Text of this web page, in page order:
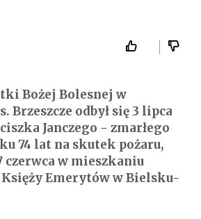
Bożej Bolesnej w
Brzeszcze odbył się 3 lipca
Janczego - zmarłego
74 lat na skutek pożaru,
czerwca w mieszkaniu
Księży Emerytów w Bielsku-